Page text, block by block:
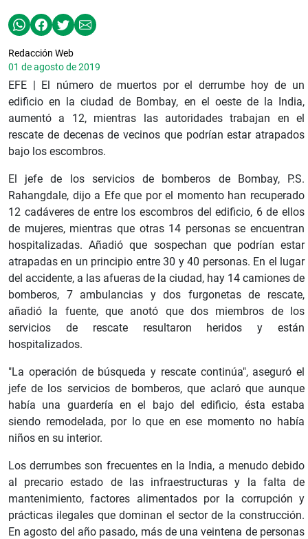
Redacción Web
01 de agosto de 2019
EFE | El número de muertos por el derrumbe hoy de un
edificio en la ciudad de Bombay, en el oeste de la India,
aumentó a 12, mientras las autoridades trabajan en el
rescate de decenas de vecinos que podrían estar atrapados
bajo los escombros.
El jefe de los servicios de bomberos de Bombay, P.S.
Rahangdale, dijo a Efe que por el momento han recuperado
12 cadáveres de entre los escombros del edificio, 6 de ellos
de mujeres, mientras que otras 14 personas se encuentran
hospitalizadas. Añadió que sospechan que podrían estar
atrapadas en un principio entre 30 y 40 personas. En el lugar
del accidente, a las afueras de la ciudad, hay 14 camiones de
bomberos, 7 ambulancias y dos furgonetas de rescate,
añadió la fuente, que anotó que dos miembros de los
servicios de rescate resultaron heridos y están
hospitalizados.
"La operación de búsqueda y rescate continúa", aseguró el
jefe de los servicios de bomberos, que aclaró que aunque
había una guardería en el bajo del edificio, ésta estaba
siendo remodelada, por lo que en ese momento no había
niños en su interior.
Los derrumbes son frecuentes en la India, a menudo debido
al precario estado de las infraestructuras y la falta de
mantenimiento, factores alimentados por la corrupción y
prácticas ilegales que dominan el sector de la construcción.
En agosto del año pasado, más de una veintena de personas